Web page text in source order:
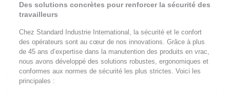
Des solutions concrètes pour renforcer la sécurité des
travailleurs
Chez Standard Industrie International, la sécurité et le confort
des opérateurs sont au cœur de nos innovations. Grâce à plus
de 45 ans d’expertise dans la manutention des produits en vrac,
nous avons développé des solutions robustes, ergonomiques et
conformes aux normes de sécurité les plus strictes. Voici les
principales :